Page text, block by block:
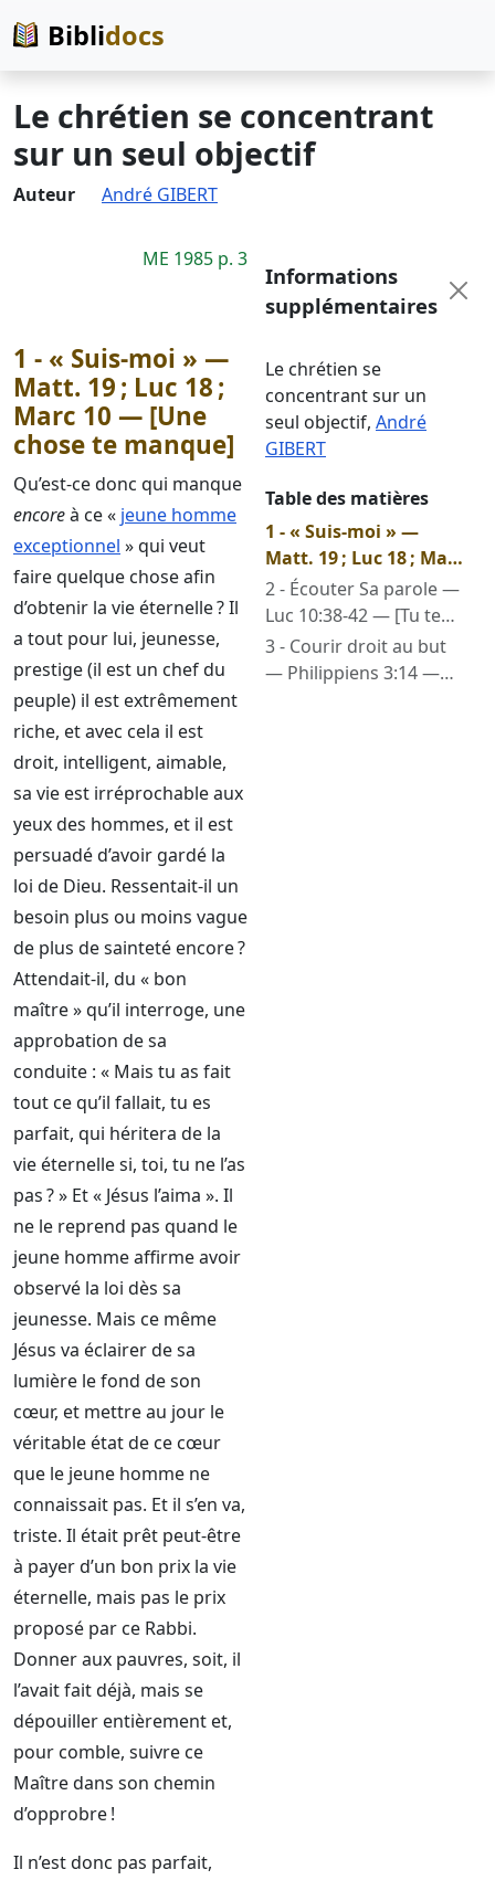
Biblidocs
Le chrétien se concentrant
sur un seul objectif
Auteur André GIBERT
ME 1985 p. 3
1 - « Suis-moi » —
Matt. 19 ; Luc 18 ;
Marc 10 — [Une
chose te manque]
Qu’est-ce donc qui manque
encoreà ce « jeune homme
exceptionnel » qui veut
faire quelque chose afin
d’obtenir la vie éternelle ? Il
a tout pour lui, jeunesse,
prestige (il est un chef du
peuple) il est extrêmement
riche, et avec cela il est
droit, intelligent, aimable,
sa vie est irréprochable aux
yeux des hommes, et il est
persuadé d’avoir gardé la
loi de Dieu. Ressentait-il un
besoin plus ou moins vague
de plus de sainteté encore ?
Attendait-il, du « bon
maître » qu’il interroge, une
approbation de sa
conduite : « Mais tu as fait
tout ce qu’il fallait, tu es
parfait, qui héritera de la
vie éternelle si, toi, tu ne l’as
pas ? » Et « Jésus l’aima ». Il
ne le reprend pas quand le
jeune homme affirme avoir
observé la loi dès sa
jeunesse. Mais ce même
Jésus va éclairer de sa
lumière le fond de son
cœur, et mettre au jour le
véritable état de ce cœur
que le jeune homme ne
connaissait pas. Et il s’en va,
triste. Il était prêt peut-être
à payer d’un bon prix la vie
éternelle, mais pas le prix
proposé par ce Rabbi.
Donner aux pauvres, soit, il
l’avait fait déjà, mais se
dépouiller entièrement et,
pour comble, suivre ce
Maître dans son chemin
d’opprobre !
Il n’est donc pas parfait,
Informations
supplémentaires
Le chrétien se
concentrant sur un
seul objectif, André
GIBERT
Table des matières
1 - « Suis-moi » —
Matt. 19 ; Luc 18 ; Marc
10 — [Une chose te
manque]
2 - Écouter Sa parole —
Luc 10:38-42 — [Tu te
tourmentes de
beaucoup de choses,
3 - Courir droit au but
— Philippiens 3:14 —